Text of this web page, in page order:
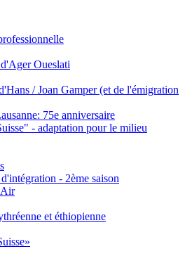
Oueslati
/ Joan Gamper (et de l'émigration
75e anniversaire
- adaptation pour le milieu
- 2ème saison
et éthiopienne